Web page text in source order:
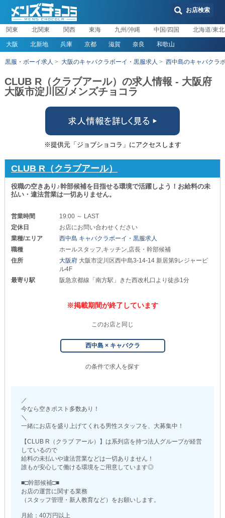
お店検索
関東 北関東 関西 東海 九州/沖縄 中国/四国 北海道/東北
大阪 北新地 兵庫 京都 滋賀 奈良 和歌山
黒服・ボーイ求人 大阪のキャバクラボーイ・黒服求人 西中島のキャバクラ
CLUB R（クラブアール）の求人情報 - 大阪府
大阪市淀川区/メンズチョコラ
※提供元「ジョブショコラ」にアクセスします
CLUB R（クラブアール）
役職の空きあり♪幹部候補を目指せる環境で活躍しよう！お給料の未
払い・違法営業は一切ありません。
営業時間
19:00 ～ LAST
定休日
お店にお問い合わせください
業種/エリア
西中島 キャバクラボーイ・黒服求人
職種
ホールスタッフ,キッチン,店長・幹部候補
住所
大阪府 大阪市淀川区西中島3-14-14 新居第9レジャービ
ル4F
最寄り駅
阪急京都線「南方駅」きた西改札口より徒歩1分
※掲載期間が終了しています
このお店と同じ
西中島 × キャバクラ
の条件で求人を探す
／
今なら空きポスト多数あり！
＼
一緒にお店を盛り上げてくれる男性スタッフを、大募集中！
【CLUB R（クラブ アール）】は系列店を持つ法人グループが経営
しているので
給料の未払いや違法営業などは一切ありません！
誰もが安心して働ける環境をご用意しています◎
■□幹部候補□■
お店の運営に関する業務
（スタッフ管理・新人教育など）をお願いします。
月給：40万円以上